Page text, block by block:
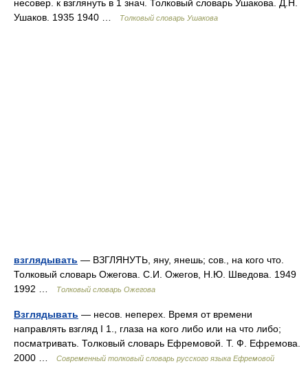
несовер. к взглянуть в 1 знач. Толковый словарь Ушакова. Д.Н.
Ушаков. 1935 1940 …
Толковый словарь Ушакова
взглядывать — ВЗГЛЯНУТЬ, яну, янешь; сов., на кого что.
Толковый словарь Ожегова. С.И. Ожегов, Н.Ю. Шведова. 1949
1992 …
Толковый словарь Ожегова
Взглядывать — несов. неперех. Время от времени
направлять взгляд I 1., глаза на кого либо или на что либо;
посматривать. Толковый словарь Ефремовой. Т. Ф. Ефремова.
2000 …
Современный толковый словарь русского языка Ефремовой